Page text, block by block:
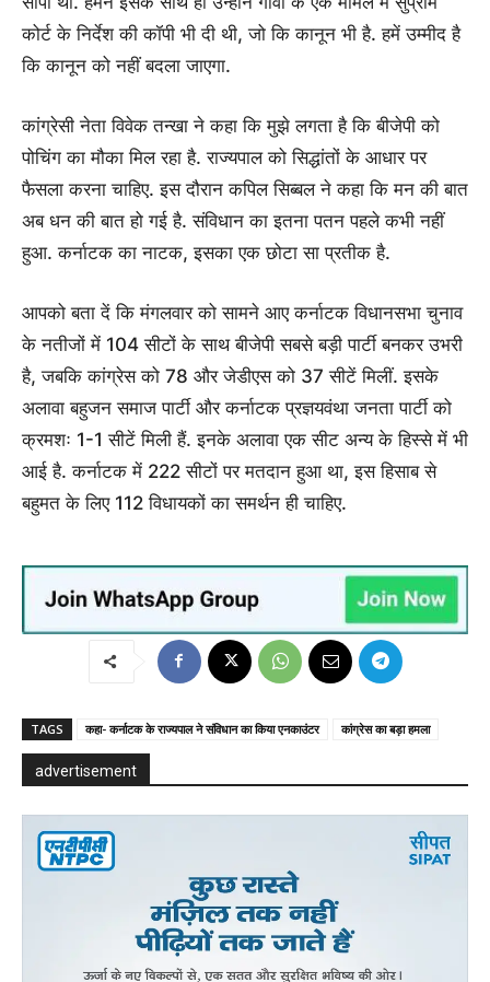
कोर्ट के निर्देश की कॉपी भी दी थी, जो कि कानून भी है. हमें उम्मीद है
कि कानून को नहीं बदला जाएगा.
कांग्रेसी नेता विवेक तन्खा ने कहा कि मुझे लगता है कि बीजेपी को
पोचिंग का मौका मिल रहा है. राज्यपाल को सिद्धांतों के आधार पर
फैसला करना चाहिए. इस दौरान कपिल सिब्बल ने कहा कि मन की बात
अब धन की बात हो गई है. संविधान का इतना पतन पहले कभी नहीं
हुआ. कर्नाटक का नाटक, इसका एक छोटा सा प्रतीक है.
आपको बता दें कि मंगलवार को सामने आए कर्नाटक विधानसभा चुनाव
के नतीजों में 104 सीटों के साथ बीजेपी सबसे बड़ी पार्टी बनकर उभरी
है, जबकि कांग्रेस को 78 और जेडीएस को 37 सीटें मिलीं. इसके
अलावा बहुजन समाज पार्टी और कर्नाटक प्रज्ञयवंथा जनता पार्टी को
क्रमशः 1-1 सीटें मिली हैं. इनके अलावा एक सीट अन्य के हिस्से में भी
आई है. कर्नाटक में 222 सीटों पर मतदान हुआ था, इस हिसाब से
बहुमत के लिए 112 विधायकों का समर्थन ही चाहिए.
TAGS कहा- कर्नाटक के राज्यपाल ने संविधान का किया एनकाउंटर कांग्रेस का बड़ा हमला
advertisement